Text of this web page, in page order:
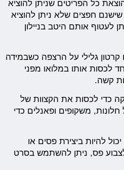
כל הפריטים שניתן להוציא
חפצים שלא ניתן להוציא
לעטוף אותם היטב בניילון
קרטון גלילי על הרצפה כשבמידה
לכסות אותו במלואו מפני
קשה.
כדי לכסות את הקצוות של
משקופים ופאנלים כדי
להיות ביצירת פסים או
פס, ניתן להשתמש בסרט